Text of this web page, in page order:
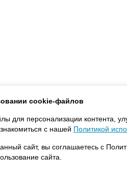
cookie-файлов
для персонализации контента,
с нашей Политикой
сайт, вы соглашаетесь с
сайта.